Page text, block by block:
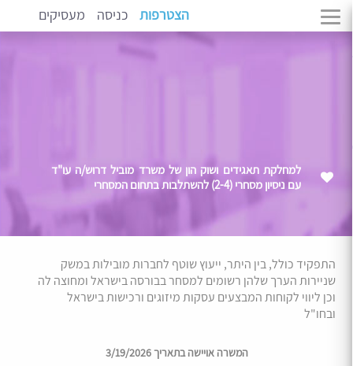
הצטרפות כניסה מעסיקים
למחלקת תאגידים ושוק הון של משרד מוביל דרוש/ה עו"ד
עם ניסיון מסחרי (2-4) להשתלבות בתחום המסחרי
התפקיד כולל, בין היתר, ייעוץ שוטף לחברות מובילות במשק
שניירות הערך שלהן רשומים למסחר בבורסה בישראל ומחוצה לה
וכן ליווי לקוחות המבצעים עסקות מיזוגים ורכישות בישראל
ובחו"ל
המשרה אויישה בתאריך 3/19/2026